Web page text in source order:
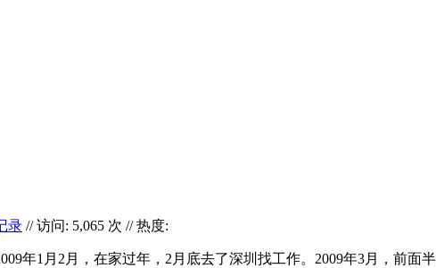
录 // 访问: 5,065 次 // 热度:
年1月2月，在家过年，2月底去了深圳找工作。2009年3月，前